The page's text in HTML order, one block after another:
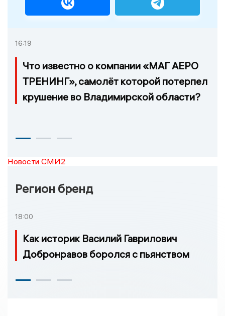
16:19
Что известно о компании «МАГ АЕРО
ТРЕНИНГ», самолёт которой потерпел
крушение во Владимирской области?
Новости СМИ2
Регион бренд
18:00
Как историк Василий Гаврилович
Добронравов боролся с пьянством